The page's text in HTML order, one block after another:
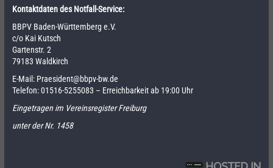
Kontaktdaten des Notfall-Service:
BBPV Baden-Württemberg e.V.
c/o Kai Kutsch
Gartenstr. 2
79183 Waldkirch
E-Mail: Praesident@bbpv-bw.de
Telefon:01516-5255083 – Erreichbarkeit ab 19:00 Uhr
Eingetragen im Vereinsregister Freiburg
unter der Nr. 1458